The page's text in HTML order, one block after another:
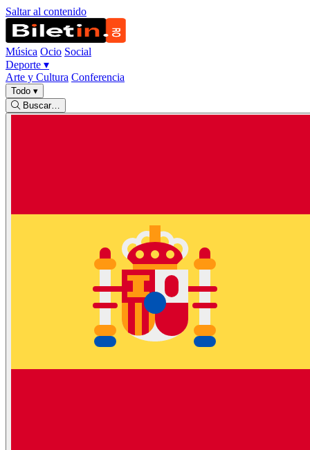
Saltar al contenido
Música Ocio Social
Deporte ▾
Arte y Cultura Conferencia
Todo ▾
Buscar…